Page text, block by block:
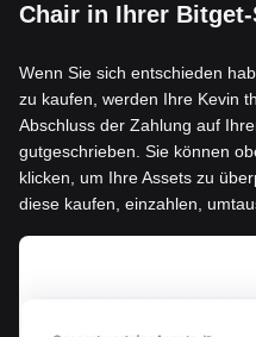
Chair in Ihrer
Wenn Sie sich entschieden
zu kaufen, werden Ihre Kevin
Abschluss der Zahlung auf
gutgeschrieben. Sie können
klicken, um Ihre Assets zu
diese kaufen, einzahlen,